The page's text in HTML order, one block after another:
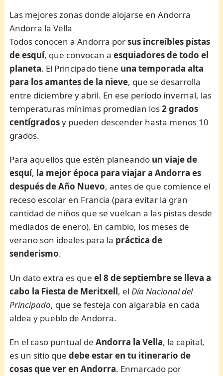
Las mejores zonas donde alojarse en Andorra
Andorra la Vella
Todos conocen a Andorra porsus increíbles pistas
de esquí, que convocan aesquiadores de todo el
planeta. El Principado tiene una temporada alta
para los amantes de la nieve, que se desarrolla
entre diciembre y abril. En ese período invernal, las
temperaturas mínimas promedian los2 grados
centígradosy pueden descender hasta menos 10
grados.
Para aquellos que estén planeando un viaje de
esquí, la mejor época para viajar a Andorra es
después de Año Nuevo, antes de que comience el
receso escolar en Francia (para evitar la gran
cantidad de niños que se vuelcan a las pistas desde
mediados de enero). En cambio, los meses de
verano son ideales para la práctica de
senderismo.
Un dato extra es queel 8 de septiembre se lleva a
cabo la Fiesta de Meritxell, elDía Nacional del
Principado, que se festeja con algarabía en cada
aldea y pueblo de Andorra.
En el caso puntual deAndorra la Vella, la capital,
es un sitio quedebe estar en tu itinerario de
cosas que ver en Andorra. Enmarcado por